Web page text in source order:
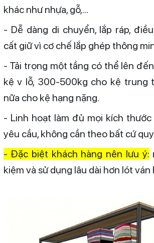
khác như nhựa, gỗ,...
- Dễ dàng di chuyển, lắp ráp,
cất giữ vì cơ chế lắp ghép thông
- Tải trọng một tầng có thể lên
kệ v lỗ, 300-500kg cho kệ trung
nữa cho kệ hạng nặng.
- Linh hoạt làm đủ mọi kích thước
yêu cầu, không cần theo bất cứ
- Đặc biệt khách hàng nên lưu ý:
kiệm và sử dụng lâu dài hơn lót ván